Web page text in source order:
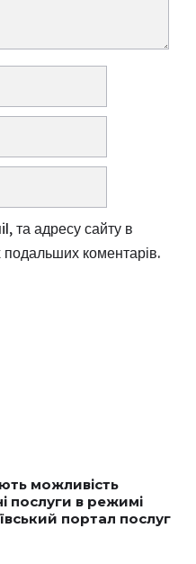
та адресу сайту в
подальших коментарів.
можливість
послуги в режимі
портал послуг